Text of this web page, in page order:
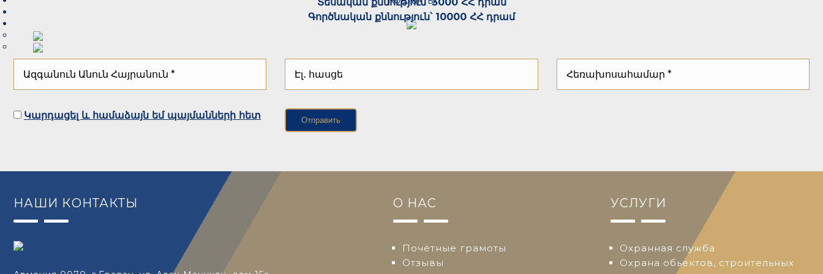
Գործնական քննություն՝ 10000 ՀՀ դրամ
Կարդացել և համաձայն եմ պայմանների հետ Отправить
НАШИ КОНТАКТЫ О НАС
Почётные грамоты
Отзывы
УСЛУГИ
Охранная служба
Охрана обьектов, строительных